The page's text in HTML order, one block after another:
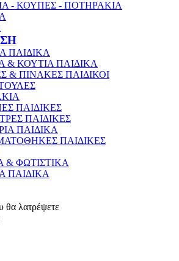
- ΚΟΥΠΕΣ - ΠΟΤΗΡΑΚΙΑ
ΠΑΙΔΙΚΑ
& ΚΟΥΤΙΑ ΠΑΙΔΙΚΑ
& ΠΙΝΑΚΕΣ ΠΑΙΔΙΚΟΙ
ΠΑΙΔΙΚΕΣ
ΠΑΙΔΙΚΕΣ
ΠΑΙΔΙΚΑ
ΠΑΙΔΙΚΕΣ
& ΦΩΤΙΣΤΙΚΑ
ΠΑΙΔΙΚΑ
θα λατρέψετε